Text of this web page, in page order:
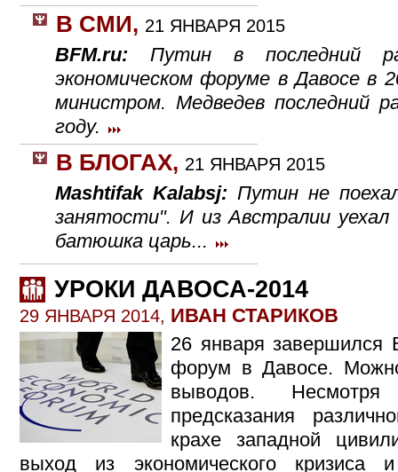
В СМИ, 21 ЯНВАРЯ 2015
BFM.ru: Путин в последний
экономическом форуме в Давосе в
министром. Медведев последний
году.
В БЛОГАХ, 21 ЯНВАРЯ 2015
Mashtifak Kalabsj: Путин не
занятости". И из Австралии уехал
батюшка царь...
УРОКИ ДАВОСА-2014
29 ЯНВАРЯ 2014, ИВАН СТАРИКОВ
26 января завершился
форум в Давосе.
выводов. Несмотря
предсказания
крахе западной
выход из экономического